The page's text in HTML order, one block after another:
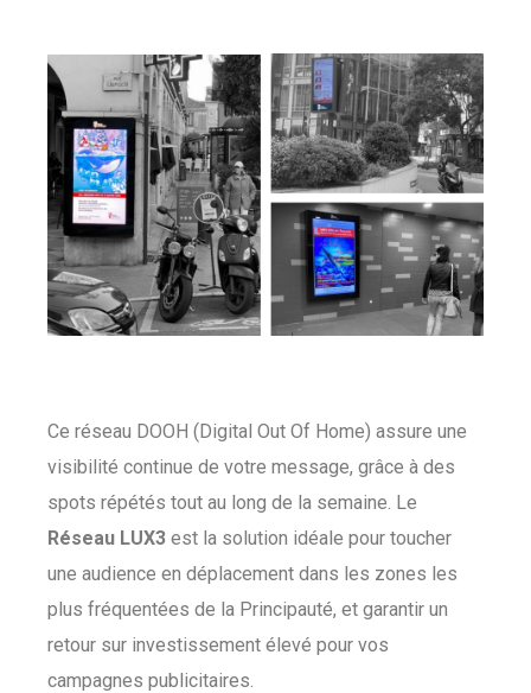
Ce réseau DOOH (Digital Out Of Home) assure une
visibilité continue de votre message, grâce à des
spots répétés tout au long de la semaine. Le
Réseau LUX3 est la solution idéale pour toucher
une audience en déplacement dans les zones les
plus fréquentées de la Principauté, et garantir un
retour sur investissement élevé pour vos
campagnes publicitaires.